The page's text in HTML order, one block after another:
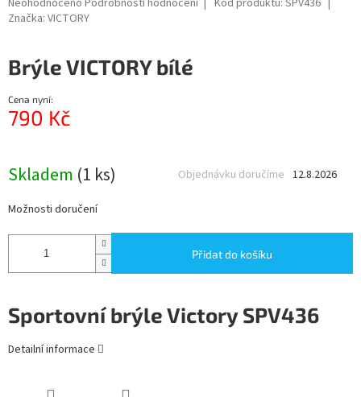
hodnocení
0,0
z
5
hvězdiček.
Neohodnoceno Podrobnosti hodnocení Kód produktu: SPV436
Značka: VICTORY
Brýle VICTORY bílé
Cena nyní:
790 Kč
Skladem (1 ks) 12.8.2026
Objednávku doručíme
Možnosti doručení
Přidat do košíku
Sportovní brýle Victory SPV436
Detailní informace